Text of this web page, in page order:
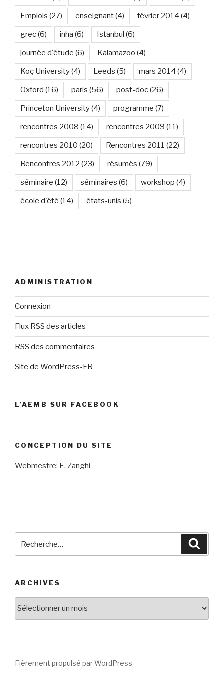
Emplois (27) enseignant(4) février 2014 (4)
grec(6) inha (6) Istanbul (6)
journée d'étude (6) Kalamazoo (4)
Koç University(4) Leeds (5) mars 2014 (4)
Oxford (16) paris (56) post-doc(26)
Princeton University(4) programme (7)
rencontres 2008 (14) rencontres 2009 (11)
rencontres 2010 (20) Rencontres 2011 (22)
Rencontres 2012 (23) résumés (79)
séminaire (12) séminaires (6) workshop (4)
école d'été (14) états-unis (5)
ADMINISTRATION
Connexion
Flux RSS des articles
RSS des commentaires
Site de WordPress-FR
L’AEMB SUR FACEBOOK
CONCEPTION DU SITE
Webmestre: E. Zanghi
ARCHIVES
Archives
Fièrement propulsé par WordPress